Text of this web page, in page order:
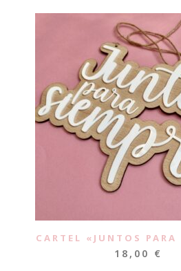
CARTEL «JUNTOS PARA
18,00 €